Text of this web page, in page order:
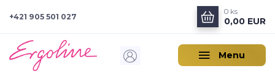
Menu
+421 905 501 027
0 ks
0,00 EUR